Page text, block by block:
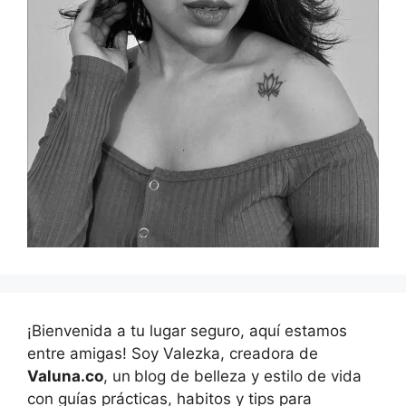
¡Bienvenida a tu lugar seguro, aquí estamos
entre amigas! Soy Valezka, creadora de
Valuna.co, un blog de belleza y estilo de vida
con guías prácticas, habitos y tips para